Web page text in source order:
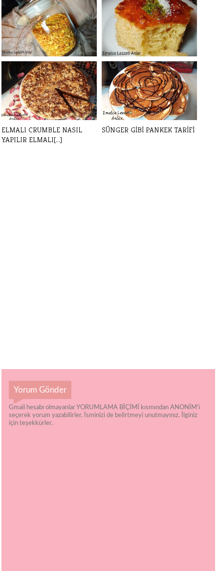
KEK PASTALAR İÇİN 2
MALZEME İLE ARO[...]
REVANİ TARİFİ. YILLARDIR BU
TARİFTE[...]
ELMALI CRUMBLE NASIL
YAPILIR ELMALI[...]
SÜNGER GİBİ PANKEK TARİFİ
Yorum Gönder
Gmail hesabı olmayanlar YORUMLAMA BİÇİMİ kısmından ANONİM'i
seçerek yorum yazabilirler. İsminizi de belirtmeyi unutmayınız. İlginiz
için teşekkürler.